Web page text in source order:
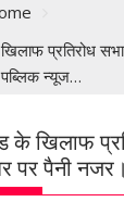
प्रतिरोध
न्यूज…
के खिलाफ
पर पैनी